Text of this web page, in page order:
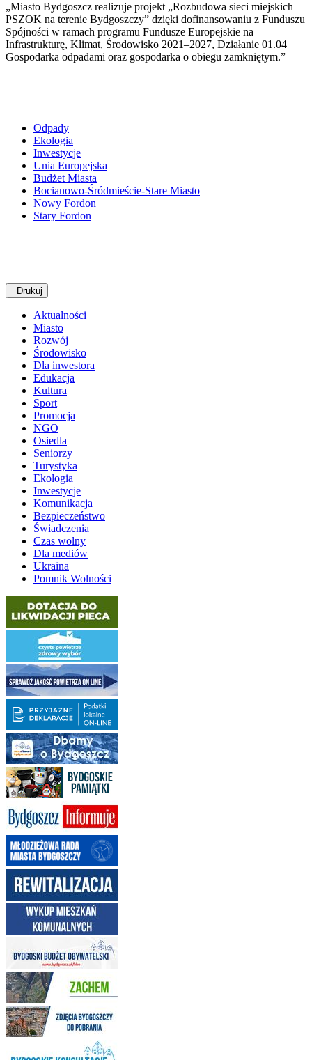
„Miasto Bydgoszcz realizuje projekt „Rozbudowa sieci miejskich
PSZOK na terenie Bydgoszczy” dzięki dofinansowaniu z Funduszu
Spójności w ramach programu Fundusze Europejskie na
Infrastrukturę, Klimat, Środowisko 2021–2027, Działanie 01.04
Gospodarka odpadami oraz gospodarka o obiegu zamkniętym.”
Odpady
Ekologia
Inwestycje
Unia Europejska
Budżet Miasta
Bocianowo-Śródmieście-Stare Miasto
Nowy Fordon
Stary Fordon
Drukuj
Aktualności
Miasto
Rozwój
Środowisko
Dla inwestora
Edukacja
Kultura
Sport
Promocja
NGO
Osiedla
Seniorzy
Turystyka
Ekologia
Inwestycje
Komunikacja
Bezpieczeństwo
Świadczenia
Czas wolny
Dla mediów
Ukraina
Pomnik Wolności